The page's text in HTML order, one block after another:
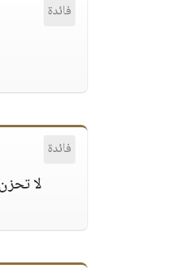
فائدة
فائدة
لا